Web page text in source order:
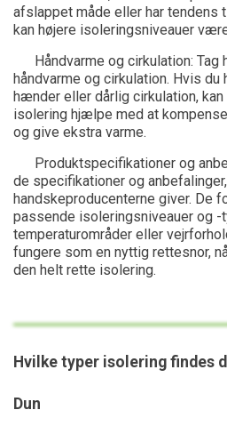
afslappet måde eller har tendens
kan højere isoleringsniveauer
Håndvarme og cirkulation:
håndvarme og cirkulation. Hvis du
hænder eller dårlig cirkulation,
isolering hjælpe med at
og give ekstra varme.
Produktspecifikationer og
de specifikationer og
handskeproducenterne giver. De
passende isoleringsniveauer og
temperaturområder eller
fungere som en nyttig rettesnor,
den helt rette isolering.
Hvilke typer isolering findes
Dun